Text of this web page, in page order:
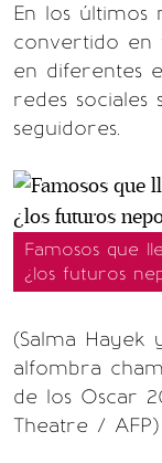
En los últimos
convertido en
en diferentes
redes sociales
seguidores.
Famosos que
¿los futuros
(Salma Hayek
alfombra
de los Oscar
Theatre / AFP)